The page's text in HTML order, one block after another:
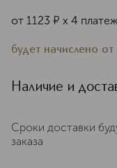
от 1123 ¤ х 4
будет начислено от
Наличие и
Сроки доставки
заказа